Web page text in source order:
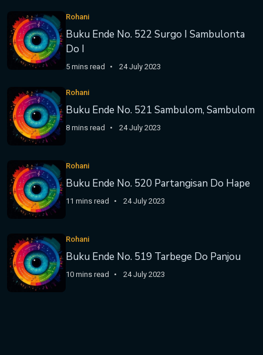
Rohani
Buku Ende No. 522 Surgo I Sambulonta
Do I
5 mins read 24 July 2023
Rohani
Buku Ende No. 521 Sambulom, Sambulom
8 mins read 24 July 2023
Rohani
Buku Ende No. 520 Partangisan Do Hape
11 mins read 24 July 2023
Rohani
Buku Ende No. 519 Tarbege Do Panjou
10 mins read 24 July 2023